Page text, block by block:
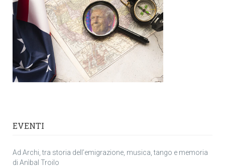
EVENTI
Ad Archi, tra storia dell’emigrazione, musica, tango e memoria
di Anìbal Troilo